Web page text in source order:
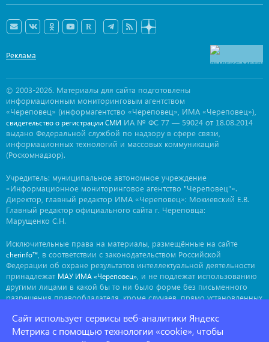
Реклама
© 2003-2026. Материалы для сайта подготовлены
информационным мониторинговым агентством
«Череповец» (информагентство «Череповец», ИМА «Череповец»),
свидетельство о регистрации СМИ ИА № ФС 77 — 59024 от 18.08.2014
выдано Федеральной службой по надзору в сфере связи,
информационных технологий и массовых коммуникаций
(Роскомнадзор).
Учредитель: муниципальное автономное учреждение
«Информационное мониторинговое агентство "Череповец"».
Директор, главный редактор ИМА «Череповец»: Мокиевский Е.В.
Главный редактор официального сайта г. Череповца:
Марущенко С.Н.
Исключительные права на материалы, размещённые на сайте
cherinfo™ , в соответствии с законодательством Российской
Федерации об охране результатов интеллектуальной деятельности
принадлежат МАУ ИМА «Череповец» , и не подлежат использованию
другими лицами в какой бы то ни было форме без письменного
разрешения правообладателя, кроме случаев, прямо установленных
ima@cherinfo.ru. Мнение авторов может не совпадать с мнением
редакции.
Сайт использует сервисы веб-аналитики Яндекс
Метрика с помощью технологии «cookie», чтобы